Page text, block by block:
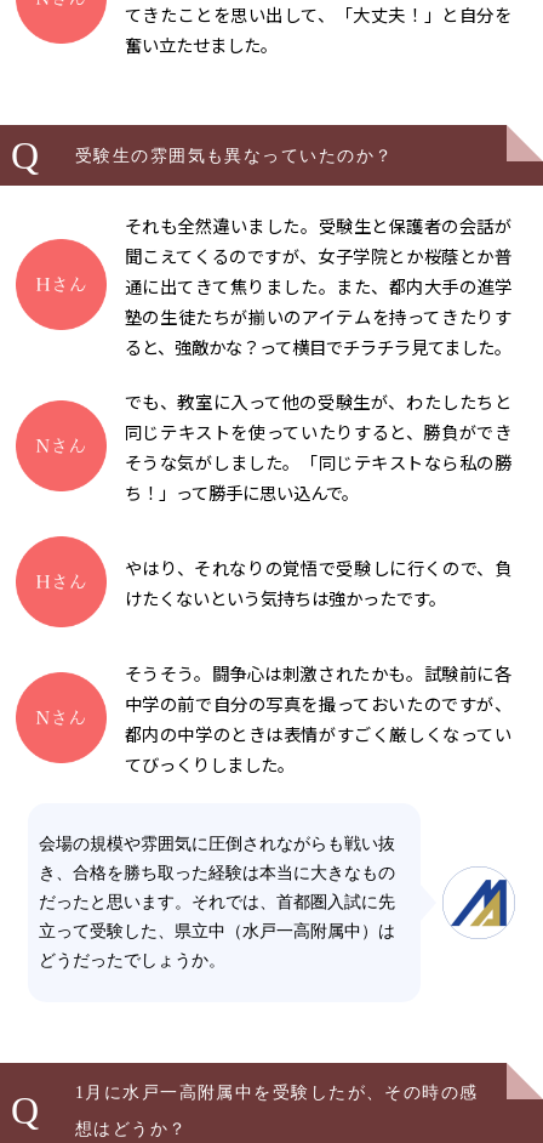
てきたことを思い出して、「大丈夫！」と自分を
奮い立たせました。
Q 受験生の雰囲気も異なっていたのか？
それも全然違いました。受験生と保護者の会話が
聞こえてくるのですが、女子学院とか桜蔭とか普
通に出てきて焦りました。また、都内大手の進学
塾の生徒たちが揃いのアイテムを持ってきたりす
ると、強敵かな？って横目でチラチラ見てました。
でも、教室に入って他の受験生が、わたしたちと
同じテキストを使っていたりすると、勝負ができ
そうな気がしました。「同じテキストなら私の勝
ち！」って勝手に思い込んで。
やはり、それなりの覚悟で受験しに行くので、負
けたくないという気持ちは強かったです。
そうそう。闘争心は刺激されたかも。試験前に各
中学の前で自分の写真を撮っておいたのですが、
都内の中学のときは表情がすごく厳しくなってい
てびっくりしました。
会場の規模や雰囲気に圧倒されながらも戦い抜
き、合格を勝ち取った経験は本当に大きなもの
だったと思います。それでは、首都圏入試に先
立って受験した、県立中（水戸一高附属中）は
どうだったでしょうか。
Q
1月に水戸一高附属中を受験したが、その時の感
想はどうか？